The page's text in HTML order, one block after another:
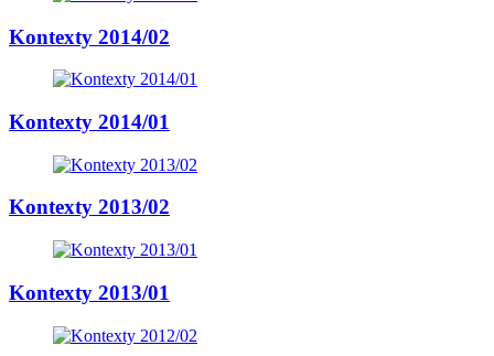
Kontexty 2014/02
Kontexty 2014/01
Kontexty 2013/02
Kontexty 2013/01